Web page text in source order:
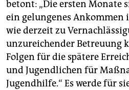
betont: „Die ersten Monate
ein gelungenes Ankommen
wie derzeit zu
unzureichender Betreuung
Folgen für die spätere
und Jugendlichen für
Jugendhilfe.“ Es werde für